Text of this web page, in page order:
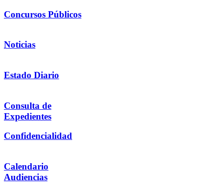
Concursos Públicos
Noticias
Estado Diario
Consulta de
Expedientes
Confidencialidad
Calendario
Audiencias